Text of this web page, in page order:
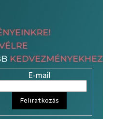
E-mail
Feliratkozás